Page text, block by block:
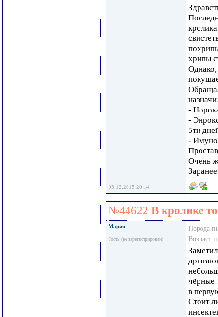
хрипы
Однако,
-
-
5ти
-
Очень
05.12.2015 20:14
№44622 В кролике
Мария
Гость (не зарегистрирован)
Порода
Возраст
чёрные
в
Стоит